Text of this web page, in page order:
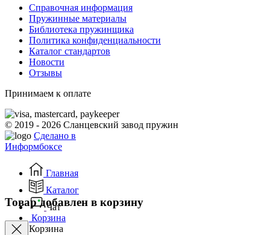
Справочная информация
Пружинные материалы
Библиотека пружинщика
Политика конфиденциальности
Каталог стандартов
Новости
Отзывы
Принимаем к оплате
© 2019 - 2026 Сланцевский завод пружин
Сделано в
Информбоксе
Главная
Каталог
Чат
Корзина
Корзина
Товар добавлен в корзину